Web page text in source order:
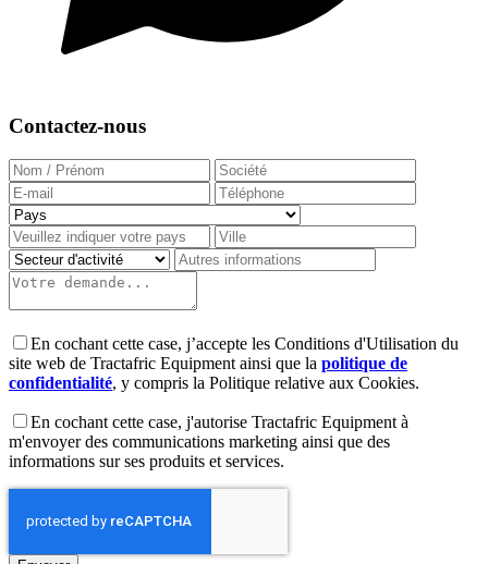
Contactez-nous
En cochant cette case, j’accepte les Conditions d'Utilisation du
site web de Tractafric Equipment ainsi que la politique de
confidentialité, y compris la Politique relative aux Cookies.
En cochant cette case, j'autorise Tractafric Equipment à
m'envoyer des communications marketing ainsi que des
informations sur ses produits et services.